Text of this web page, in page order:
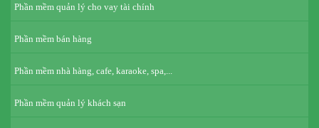
Phần mềm quản lý cho vay tài chính
Phần mềm bán hàng
Phần mềm nhà hàng, cafe, karaoke, spa,...
Phần mềm quản lý khách sạn